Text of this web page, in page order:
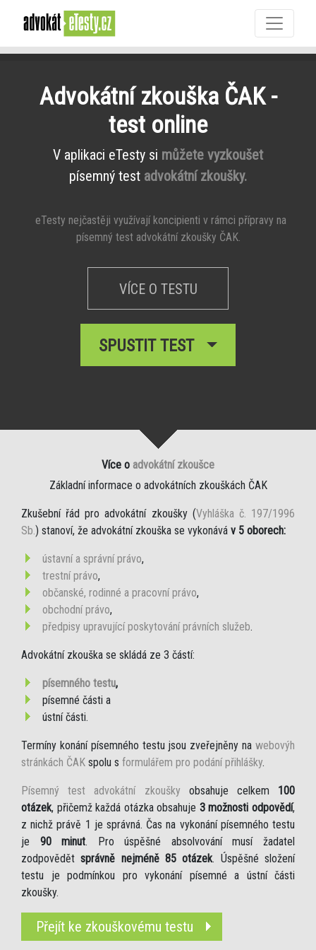
Advokátní zkouška ČAK -
test online
V aplikaci eTesty si můžete vyzkoušet
písemný test advokátní zkoušky.
eTesty nejčastěji využívají koncipienti v rámci přípravy na
písemný test advokátní zkoušky ČAK.
VÍCE O TESTU
SPUSTIT TEST
Více o advokátní zkoušce
Základní informace o advokátních zkouškách ČAK
Zkušební řád pro advokátní zkoušky (Vyhláška č. 197/1996
Sb.) stanoví, že advokátní zkouška se vykonává v 5 oborech:
ústavní a správní právo,
trestní právo,
občanské, rodinné a pracovní právo,
obchodní právo,
předpisy upravující poskytování právních služeb.
Advokátní zkouška se skládá ze 3 částí:
písemného testu,
písemné části a
ústní části.
Termíny konání písemného testu jsou zveřejněny na webovýh
stránkách ČAK spolu s formulářem pro podání přihlášky.
Písemný test advokátní zkoušky obsahuje celkem 100
otázek, přičemž každá otázka obsahuje 3 možnosti odpovědí,
z nichž právě 1 je správná. Čas na vykonání písemného testu
je 90 minut. Pro úspěšné absolvování musí žadatel
zodpovědětsprávně nejméně 85 otázek. Úspěšné složení
testu je podmínkou pro vykonání písemné a ústní části
zkoušky.
Přejít ke zkouškovému testu